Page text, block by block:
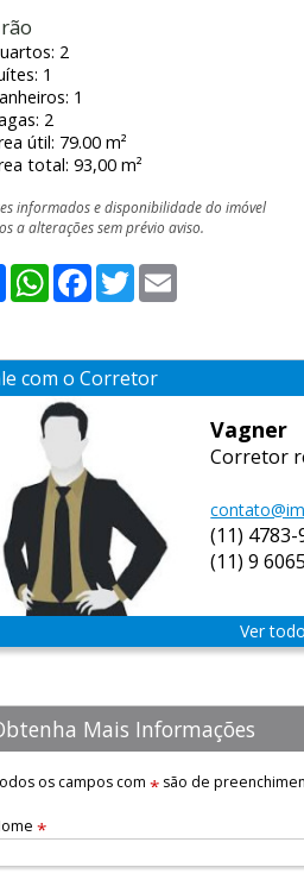
2
1
1
2
útil: 79.00 m²
total: 93,00 m²
informados e disponibilidade do imóvel
a alterações sem prévio aviso.
ShareWhatsApp
Facebook
Twitter
com o Corretor
Vagner
Corretor
(11) 4783-
(11) 9
Ver
Mais Informações
os campos com *são de
*